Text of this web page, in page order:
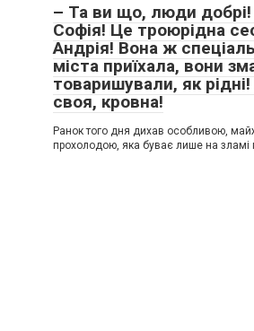
– Та ви що, люди
Софія! Це троюрідна
Андрія! Вона ж
міста приїхала, вони
товаришували, як
своя, кровна!
Ранок того дня дихав особливою,
прохолодою, яка буває лише на зламі